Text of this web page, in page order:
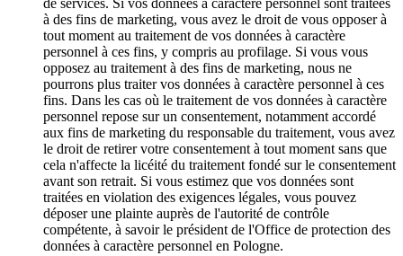
de services. Si vos données à caractère personnel sont traitées
à des fins de marketing, vous avez le droit de vous opposer à
tout moment au traitement de vos données à caractère
personnel à ces fins, y compris au profilage. Si vous vous
opposez au traitement à des fins de marketing, nous ne
pourrons plus traiter vos données à caractère personnel à ces
fins. Dans les cas où le traitement de vos données à caractère
personnel repose sur un consentement, notamment accordé
aux fins de marketing du responsable du traitement, vous avez
le droit de retirer votre consentement à tout moment sans que
cela n'affecte la licéité du traitement fondé sur le consentement
avant son retrait. Si vous estimez que vos données sont
traitées en violation des exigences légales, vous pouvez
déposer une plainte auprès de l'autorité de contrôle
compétente, à savoir le président de l'Office de protection des
données à caractère personnel en Pologne.